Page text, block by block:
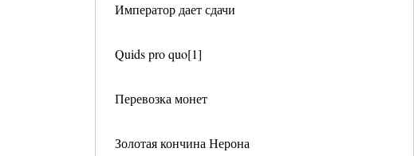
Император дает сдачи
Quids pro quo[1]
Перевозка монет
Золотая кончина Нерона